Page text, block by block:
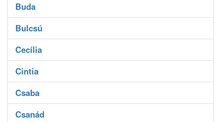
Buda
Bulcsú
Cecília
Cintia
Csaba
Csanád